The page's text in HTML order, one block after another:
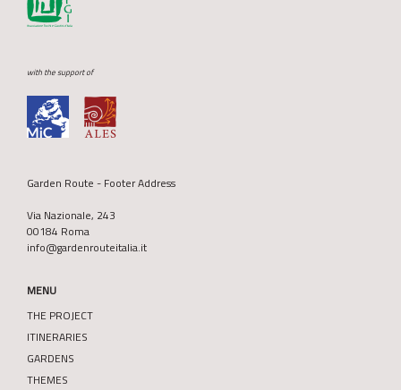
with the support of
Garden Route - Footer Address
Via Nazionale, 243
00184 Roma
info@gardenrouteitalia.it
MENU
THE PROJECT
ITINERARIES
GARDENS
THEMES